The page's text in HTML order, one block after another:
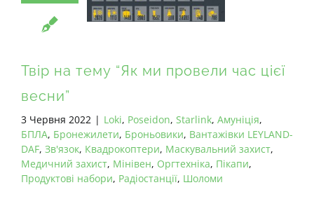
Твір на тему “Як ми провели час цієї
весни”
3 Червня 2022 | Loki, Poseidon, Starlink, Амуніція,
БПЛА, Бронежилети, Броньовики, Вантажівки LEYLAND-
DAF, Зв'язок, Квадрокоптери, Маскувальний захист,
Медичний захист, Мінівен, Оргтехніка, Пікапи,
Продуктові набори, Радіостанції, Шоломи